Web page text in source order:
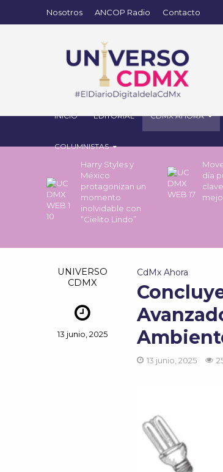
Nosotros ANCOP Radio Contacto
INICIO EDITORIAL CDMX AHORA
COLUMNISTAS
Harry Styles y
México
protagonizan un
momento
inolvidable con
“Cielito Lindo”
día
UNIVERSO
CDMX
13 junio, 2025
CdMx Ahora
13 junio, 2025